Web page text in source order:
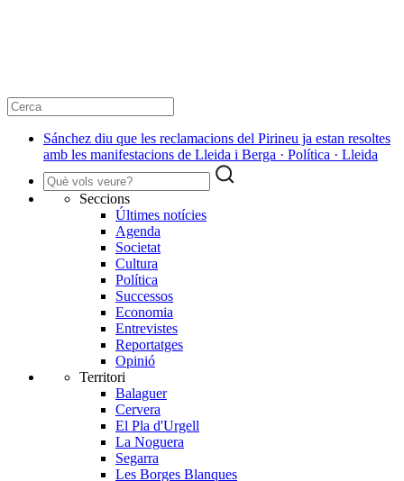
Sánchez diu que les reclamacions del Pirineu ja estan resoltes
amb les manifestacions de Lleida i Berga · Política · Lleida
Seccions
Últimes notícies
Agenda
Societat
Cultura
Política
Successos
Economia
Entrevistes
Reportatges
Opinió
Territori
Balaguer
Cervera
El Pla d'Urgell
La Noguera
Segarra
Les Borges Blanques